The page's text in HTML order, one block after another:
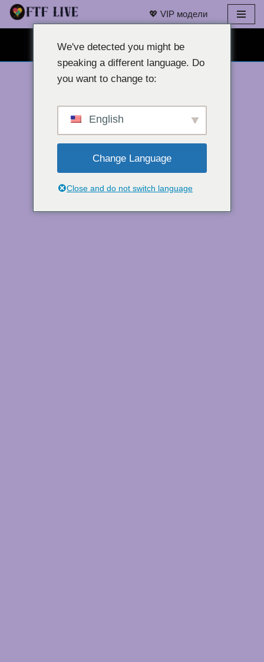
Преминаване
съдържанието
💖 VIP модели
БЕЗПЛАТЕН ЧАТ С УЕБ КАМЕРА 👉
We've detected you might be
speaking a different language. Do
you want to change to:
English
Change Language
Close and do not switch language